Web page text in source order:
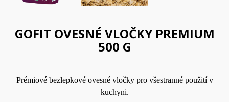
GOFIT OVESNÉ VLOČKY PREMIUM
500 G
Prémiové bezlepkové ovesné vločky pro všestranné použití v
kuchyni.